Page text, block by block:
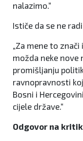
nalazimo.“
Ističe da se ne
„Za mene to
možda neke nove
promišljanju
ravnopravnosti
Bosni i
cijele države.“
Odgovor na